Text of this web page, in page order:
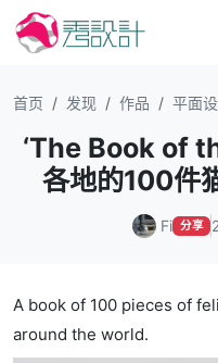
首页 发现 作品 平面
‘The Book of
各地的100件
Fi 分享
A book of 100 pieces of
around the world.